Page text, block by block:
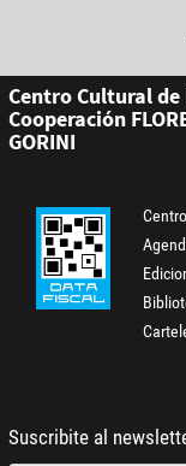
Centro Cultural de
Cooperación
GORINI
Suscribite al